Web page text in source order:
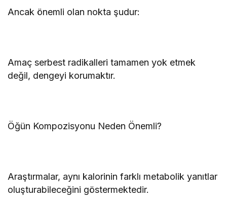
Ancak önemli olan nokta şudur:
Amaç serbest radikalleri tamamen yok etmek
değil, dengeyi korumaktır.
Öğün Kompozisyonu Neden Önemli?
Araştırmalar, aynı kalorinin farklı metabolik yanıtlar
oluşturabileceğini göstermektedir.